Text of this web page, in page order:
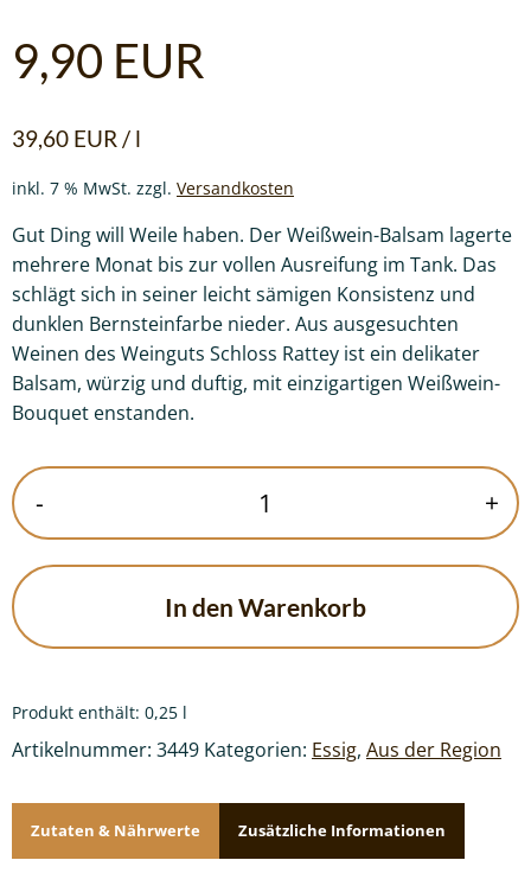
9,90 EUR
39,60 EUR / l
inkl. 7 % MwSt. zzgl. Versandkosten
Gut Ding will Weile haben. Der Weißwein-Balsam lagerte
mehrere Monat bis zur vollen Ausreifung im Tank. Das
schlägt sich in seiner leicht sämigen Konsistenz und
dunklen Bernsteinfarbe nieder. Aus ausgesuchten
Weinen des Weinguts Schloss Rattey ist ein delikater
Balsam, würzig und duftig, mit einzigartigen Weißwein-
Bouquet enstanden.
-
Balsam
Essig
Menge
+
In den Warenkorb
Produkt enthält: 0,25 l
Artikelnummer: 3449 Kategorien: Essig, Aus der Region
Zutaten & Nährwerte Zusätzliche Informationen